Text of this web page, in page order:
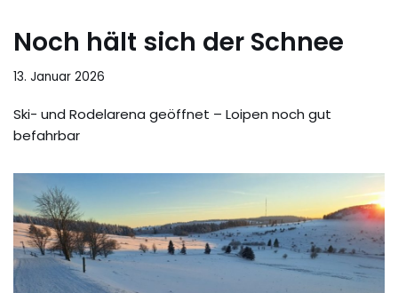
Noch hält sich der Schnee
13. Januar 2026
Ski- und Rodelarena geöffnet – Loipen noch gut
befahrbar